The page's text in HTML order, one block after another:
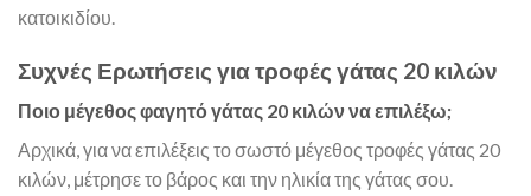
κατοικιδίου.
Συχνές Ερωτήσεις για τροφές γάτας 20 κιλών
Ποιο μέγεθος φαγητό γάτας 20 κιλών να επιλέξω;
Αρχικά, για να επιλέξεις το σωστό μέγεθος τροφές γάτας 20
κιλών, μέτρησε το βάρος και την ηλικία της γάτας σου.